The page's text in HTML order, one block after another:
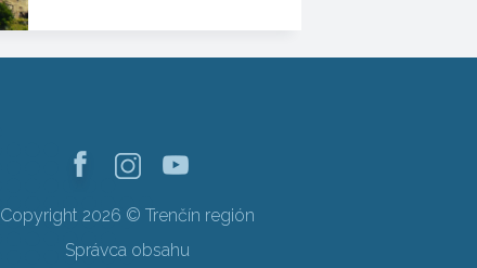
Copyright 2026 © Trenčín región
Správca obsahu